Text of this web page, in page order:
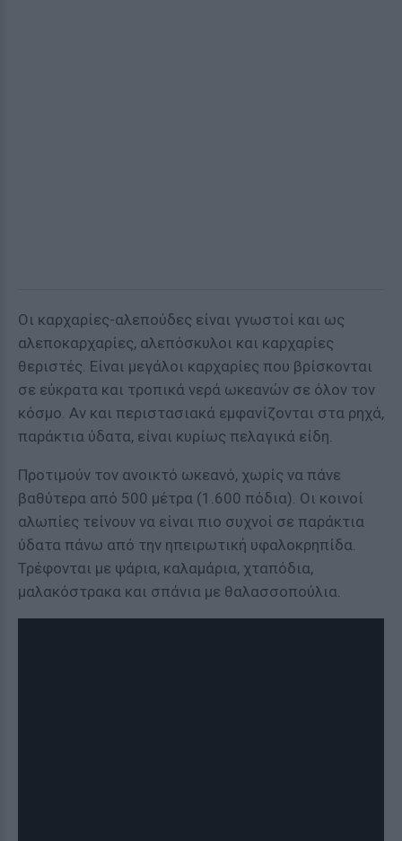
Οι καρχαρίες-αλεπούδες είναι γνωστοί και ως
αλεποκαρχαρίες, αλεπόσκυλοι και καρχαρίες
θεριστές. Είναι μεγάλοι καρχαρίες που βρίσκονται
σε εύκρατα και τροπικά νερά ωκεανών σε όλον τον
κόσμο. Αν και περιστασιακά εμφανίζονται στα ρηχά,
παράκτια ύδατα, είναι κυρίως πελαγικά είδη.
Προτιμούν τον ανοικτό ωκεανό, χωρίς να πάνε
βαθύτερα από 500 μέτρα (1.600 πόδια). Οι κοινοί
αλωπίες τείνουν να είναι πιο συχνοί σε παράκτια
ύδατα πάνω από την ηπειρωτική υφαλοκρηπίδα.
Τρέφονται με ψάρια, καλαμάρια, χταπόδια,
μαλακόστρακα και σπάνια με θαλασσοπούλια.